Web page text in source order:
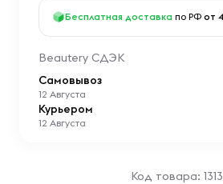
Бесплатная доставка по РФ от
Beautery СДЭК
Самовывоз
12 Августа
Курьером
12 Августа
Код товара: